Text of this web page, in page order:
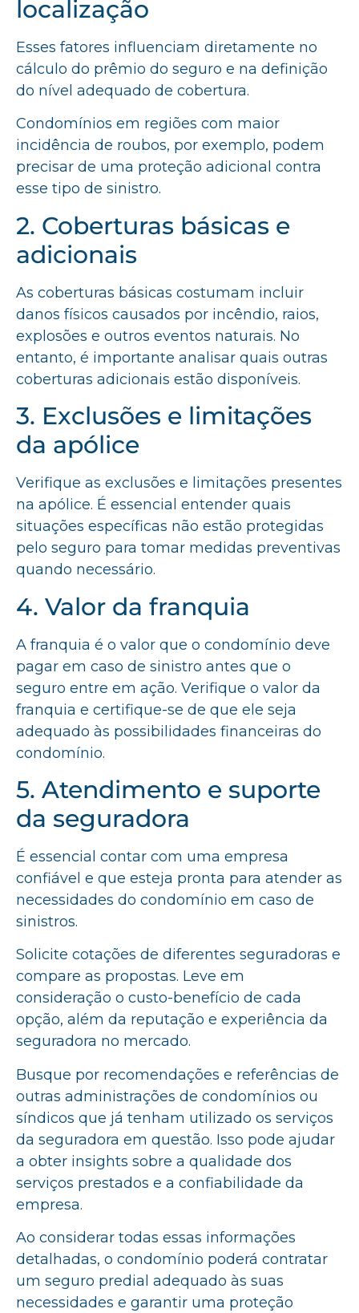
localização
Esses fatores influenciam diretamente no
cálculo do prêmio do seguro e na definição
do nível adequado de cobertura.
Condomínios em regiões com maior
incidência de roubos, por exemplo, podem
precisar de uma proteção adicional contra
esse tipo de sinistro.
2. Coberturas básicas e
adicionais
As coberturas básicas costumam incluir
danos físicos causados por incêndio, raios,
explosões e outros eventos naturais. No
entanto, é importante analisar quais outras
coberturas adicionais estão disponíveis.
3. Exclusões e limitações
da apólice
Verifique as exclusões e limitações presentes
na apólice. É essencial entender quais
situações específicas não estão protegidas
pelo seguro para tomar medidas preventivas
quando necessário.
4. Valor da franquia
A franquia é o valor que o condomínio deve
pagar em caso de sinistro antes que o
seguro entre em ação. Verifique o valor da
franquia e certifique-se de que ele seja
adequado às possibilidades financeiras do
condomínio.
5. Atendimento e suporte
da seguradora
É essencial contar com uma empresa
confiável e que esteja pronta para atender as
necessidades do condomínio em caso de
sinistros.
Solicite cotações de diferentes seguradoras e
compare as propostas. Leve em
consideração o custo-benefício de cada
opção, além da reputação e experiência da
seguradora no mercado.
Busque por recomendações e referências de
outras administrações de condomínios ou
síndicos que já tenham utilizado os serviços
da seguradora em questão. Isso pode ajudar
a obter insights sobre a qualidade dos
serviços prestados e a confiabilidade da
empresa.
Ao considerar todas essas informações
detalhadas, o condomínio poderá contratar
um seguro predial adequado às suas
necessidades e garantir uma proteção